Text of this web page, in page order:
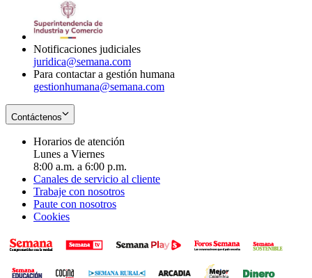
Notificaciones judiciales
juridica@semana.com
Para contactar a gestión humana
gestionhumana@semana.com
Contáctenos
Horarios de atención
Lunes a Viernes
8:00 a.m. a 6:00 p.m.
Canales de servicio al cliente
Trabaje con nosotros
Paute con nosotros
Cookies